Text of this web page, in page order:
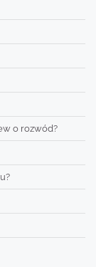
o rozwód?